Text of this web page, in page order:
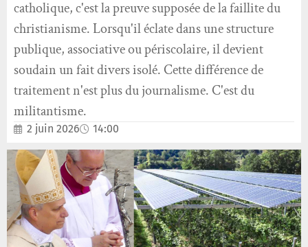
catholique, c'est la preuve supposée de la faillite du
christianisme. Lorsqu'il éclate dans une structure
publique, associative ou périscolaire, il devient
soudain un fait divers isolé. Cette différence de
traitement n'est plus du journalisme. C'est du
militantisme.
2 juin 2026 14:00